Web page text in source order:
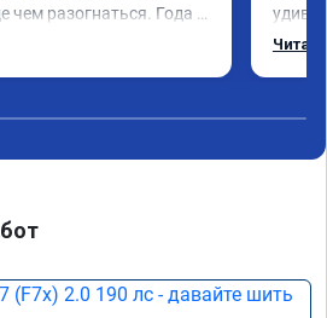
чем разогнаться. Года 4
без
Увидел в авито ваше
к вам за
сразу взяли в
я доволен.
прям. Парням
стала